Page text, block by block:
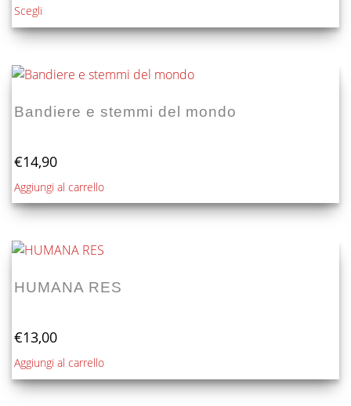
da
€20,00
Scegli
prodotto
più
varianti.
Le
opzioni
essere
scelte
nella
pagina
prodotto
Bandiere e stemmi del mondo
€14,90
Aggiungi al carrello
HUMANA RES
€13,00
Aggiungi al carrello